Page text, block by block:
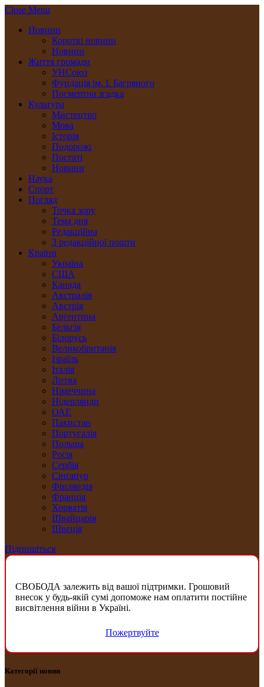
Close Menu
Новини
Короткі новини
Новини
Життя громади
УНСоюз
Фундація ім. І. Багряного
Посмертна згадка
Культура
Мистецтво
Мова
Історія
Подорожі
Постаті
Новини
Наука
Спорт
Погляд
Точка зору
Тема дня
Редакційна
З редакційної пошти
Країни
Україна
США
Канада
Австралія
Австрія
Арґентина
Бельгія
Білорусь
Великобританія
Ізраїль
Італія
Литва
Німеччина
Нідерлянди
ОАЕ
Пакистан
Португалія
Польща
Росія
Сербія
Сінґапур
Фінляндія
Франція
Хорватія
Швайцарія
Швеція
Підпишіться
СВОБОДА залежить від вашої підтримки. Грошовий
внесок у будь-якій сумі допоможе нам оплатити постійне
висвітлення війни в Україні.
Пожертвуйте
Категорії новин